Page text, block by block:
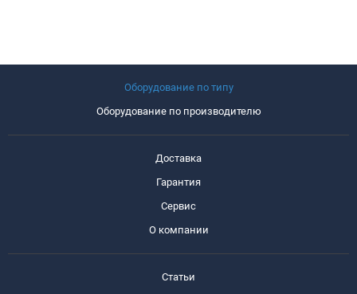
Оборудование по типу
Оборудование по производителю
Доставка
Гарантия
Сервис
О компании
Статьи